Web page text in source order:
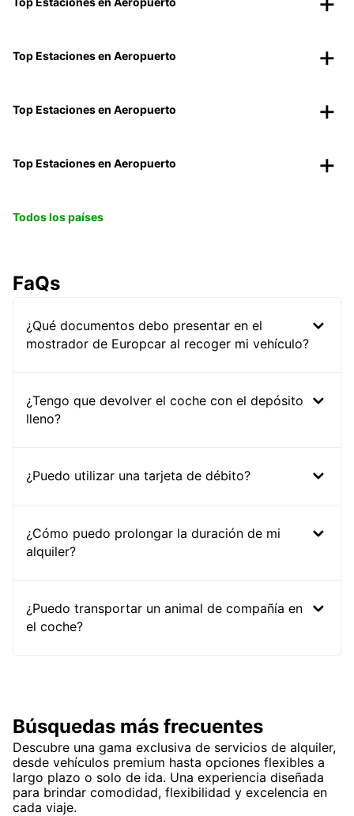
Top Estaciones en Aeropuerto
Top Estaciones en Aeropuerto
Top Estaciones en Aeropuerto
Todos los países
FaQs
¿Qué documentos debo presentar en el
mostrador de Europcar al recoger mi vehículo?
¿Tengo que devolver el coche con el depósito
lleno?
¿Puedo utilizar una tarjeta de débito?
¿Cómo puedo prolongar la duración de mi
alquiler?
¿Puedo transportar un animal de compañía en
el coche?
Búsquedas más frecuentes
Descubre una gama exclusiva de servicios de alquiler,
desde vehículos premium hasta opciones flexibles a
largo plazo o solo de ida. Una experiencia diseñada
para brindar comodidad, flexibilidad y excelencia en
cada viaje.